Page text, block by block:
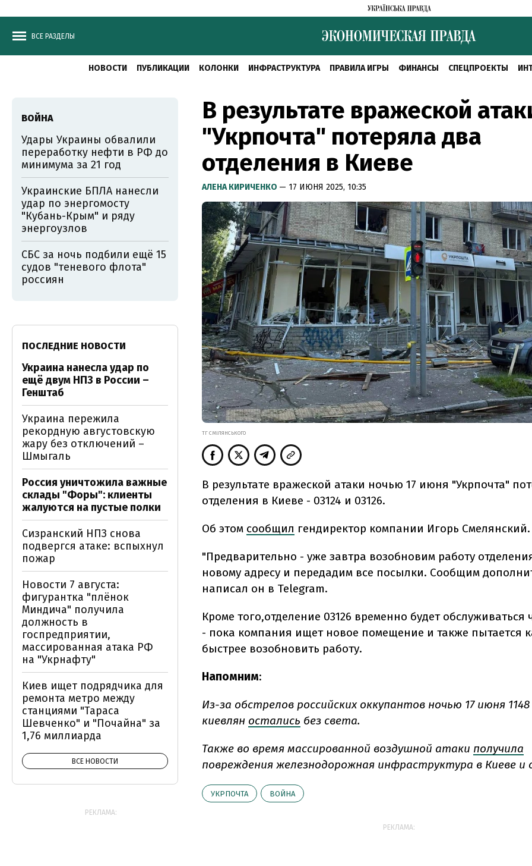
ВСЕ РАЗДЕЛЫ
НОВОСТИ ПУБЛИКАЦИИ КОЛОНКИ ИНФРАСТРУКТУРА ПРАВИЛА ИГРЫ ФИНАНСЫ СПЕЦПРОЕКТЫ
В результате вражеской
"Укрпочта" потеряла два
отделения в Киеве
АЛЕНА КИРИЧЕНКО — 17 ИЮНЯ 2025, 10:35
ТГ СМІЛЯНСЬКОГО
В результате вражеской атаки ночью 17 июня "Укрпочта"
отделения в Киеве - 03124 и 03126.
Об этом сообщил гендиректор компании Игорь Смелянский.
"Предварительно - уже завтра возобновим работу
новому адресу и передадим все посылки. Сообщим
написал он в Telegram.
Кроме того,отделение 03126 временно будет обслуживаться
- пока компания ищет новое помещение и также пытается
быстрее возобновить работу.
Напомним:
Из-за обстрелов российских оккупантов ночью 17 июня
киевлян остались без света.
Также во время массированной воздушной атаки получила
повреждения железнодорожная инфраструктура в Киеве и
УКРПОЧТА ВОЙНА
РЕКЛАМА:
ВОЙНА
Удары Украины обвалили
переработку нефти в РФ до
минимума за 21 год
Украинские БПЛА нанесли
удар по энергомосту
"Кубань-Крым" и ряду
энергоузлов
СБС за ночь подбили ещё 15
судов "теневого флота"
россиян
ПОСЛЕДНИЕ НОВОСТИ
Украина нанесла удар по
ещё двум НПЗ в России –
Генштаб
Украина пережила
рекордную августовскую
жару без отключений –
Шмыгаль
Россия уничтожила важные
склады "Форы": клиенты
жалуются на пустые полки
Сизранский НПЗ снова
подвергся атаке: вспыхнул
пожар
Новости 7 августа:
фигурантка "плёнок
Миндича" получила
должность в
госпредприятии,
массированная атака РФ
на "Укрнафту"
Киев ищет подрядчика для
ремонта метро между
станциями "Тараса
Шевченко" и "Почайна" за
1,76 миллиарда
ВСЕ НОВОСТИ
РЕКЛАМА: